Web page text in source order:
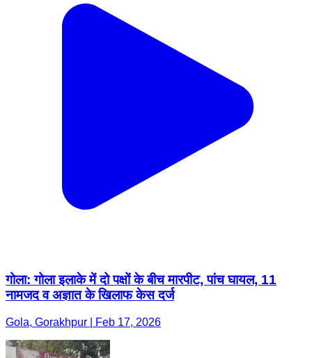
गोला: गोला इलाके में दो पक्षों के बीच मारपीट, पांच घायल, 11
नामजद व अज्ञात के खिलाफ केस दर्ज
Gola, Gorakhpur | Feb 17, 2026